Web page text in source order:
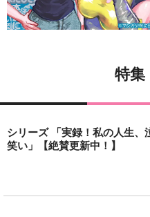
特集
シリーズ 「実録！私の人生、
笑い」【絶賛更新中！】